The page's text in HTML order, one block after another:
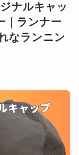
ナルキャッ
｜ランナー
なランニン